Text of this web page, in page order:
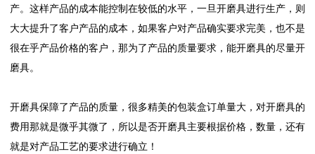
产。这样产品的成本能控制在较低的水平，一旦开磨具进行生产，则
大大提升了客户产品的成本，如果客户对产品确实要求完美，也不是
很在乎产品价格的客户，那为了产品的质量要求，能开磨具的尽量开
磨具。
开磨具保障了产品的质量，很多精美的包装盒订单量大，对开磨具的
费用那就是微乎其微了，所以是否开磨具主要根据价格，数量，还有
就是对产品工艺的要求进行确立！